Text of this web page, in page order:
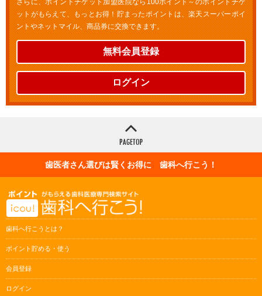
さらに、ポイントチケット加盟医院なら100ポイント～のポイントチケ
ットがもらえて、もっとお得！貯まったポイントは、楽天スーパーポイ
ントやネットマイル、商品券に交換できます。
無料会員登録
ログイン
歯医者さん選びは賢くお得に 歯科へ行こう！
歯科へ行こうとは？
ポイント貯める・使う
会員登録
ログイン